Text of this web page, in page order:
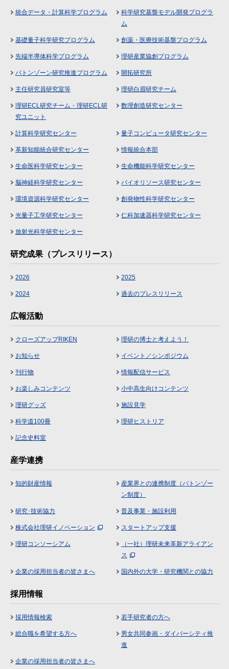
統合データ・計算科学プログラム
科学研究基盤モデル開発プログラ
ム
基礎量子科学研究プログラム 創薬・医療技術基盤プログラム
先端半導体科学プログラム 理研産業協創プログラム
バトンゾーン研究推進プログラム 開拓研究所
主任研究員研究室等 理研白眉研究チーム
理研ECL研究チーム・理研ECL研
究ユニット
数理創造研究センター
計算科学研究センター 量子コンピュータ研究センター
革新知能統合研究センター 情報統合本部
生命医科学研究センター 生命機能科学研究センター
脳神経科学研究センター バイオリソース研究センター
環境資源科学研究センター 創発物性科学研究センター
光量子工学研究センター 仁科加速器科学研究センター
放射光科学研究センター
研究成果（プレスリリース）
2026 2025
2024 過去のプレスリリース
広報活動
クローズアップRIKEN 理研の博士と考えよう！
お知らせ イベント／シンポジウム
刊行物 情報配信サービス
お楽しみコンテンツ 小中高生向けコンテンツ
理研グッズ 施設見学
科学道100冊 理研ヒストリア
記念史料室
産学連携
知的財産情報
産業界との連携制度（バトンゾー
ン制度）
研究･技術協力 普及事業・施設利用
株式会社理研イノベーション スタートアップ支援
理研コンソーシアム
（一社）理研未来革新アライアン
ス
企業の採用担当者の皆さまへ 国内外の大学・研究機関との協力
採用情報
採用情報検索 若手研究者の方へ
総合職を希望する方へ
男女共同参画・ダイバーシティ推
進
企業の採用担当者の皆さまへ